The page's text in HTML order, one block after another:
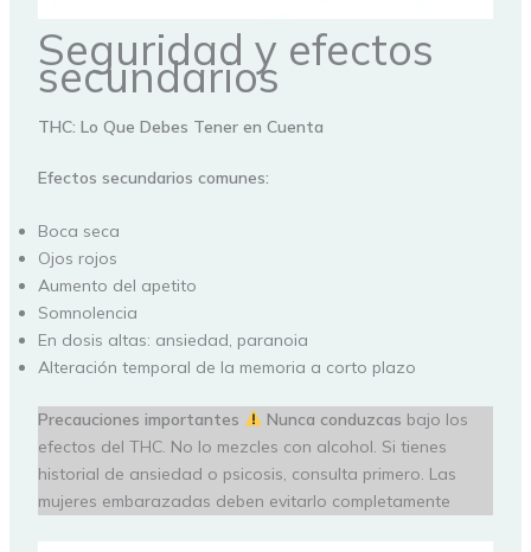
Seguridad y efectos
secundarios
THC: Lo Que Debes Tener en Cuenta
Efectos secundarios comunes:
Boca seca
Ojos rojos
Aumento del apetito
Somnolencia
En dosis altas: ansiedad, paranoia
Alteración temporal de la memoria a corto plazo
Precauciones importantes Nunca conduzcas bajo los
efectos del THC. No lo mezcles con alcohol. Si tienes
historial de ansiedad o psicosis, consulta primero. Las
mujeres embarazadas deben evitarlo completamente